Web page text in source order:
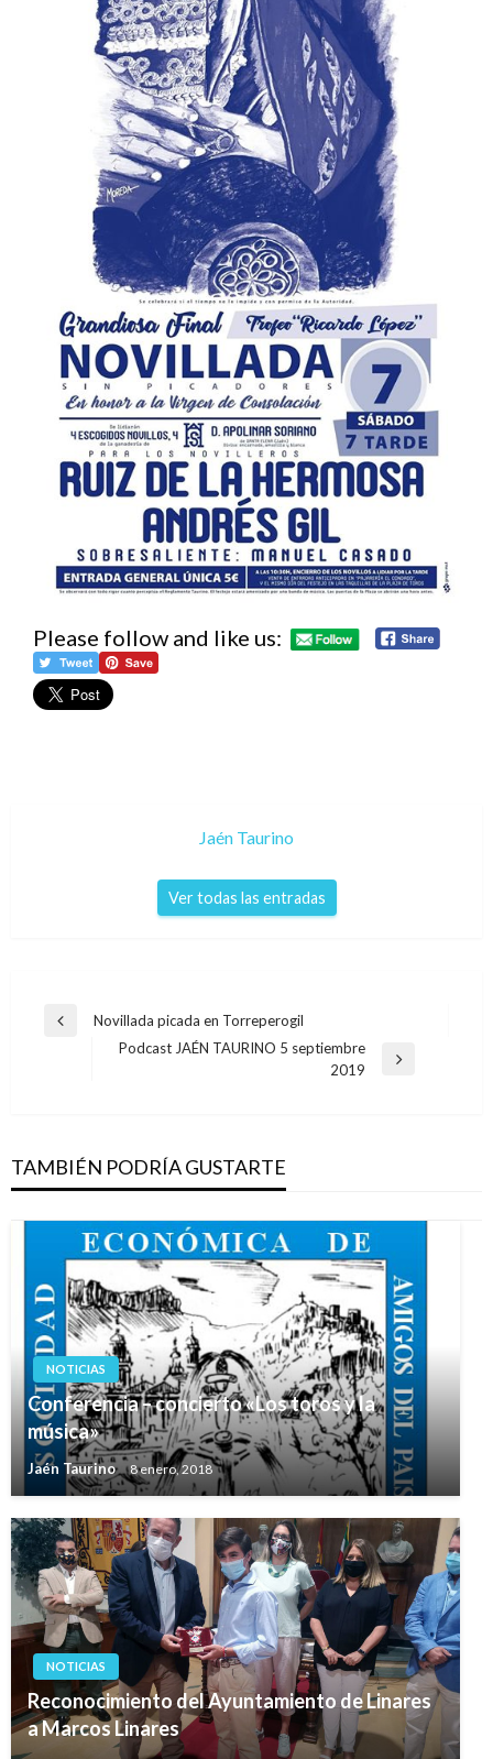
Please follow and like us:
Jaén Taurino
Ver todas las entradas
Navegación
Entrada
Novillada picada en Torreperogil
Podcast JAÉN TAURINO 5 septiembre
2019
TAMBIÉN PODRÍA GUSTARTE
NOTICIAS
Conferencia – concierto «Los toros y la
música»
Jaén Taurino 8 enero, 2018
NOTICIAS
Reconocimiento del Ayuntamiento de Linares
a Marcos Linares